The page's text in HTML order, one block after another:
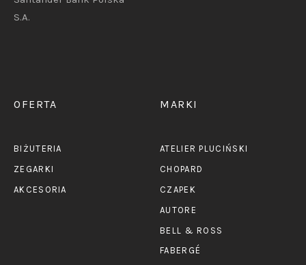
S.A.
OFERTA
BIŻUTERIA
ZEGARKI
AKCESORIA
MARKI
ATELIER PLUCIŃSKI
CHOPARD
CZAPEK
AUTORE
BELL & ROSS
FABERGÉ